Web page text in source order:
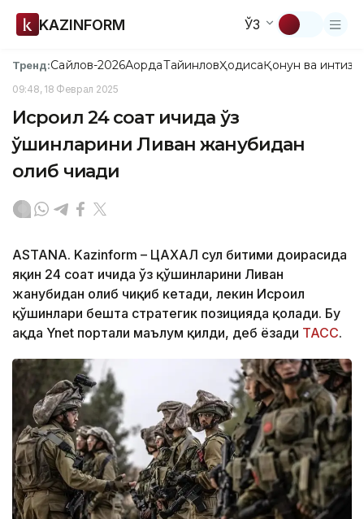
KAZINFORM ЎЗ
Тренд:Сайлов-2026АқордаТайинловҲодисаҚонун ва
09:48, 18 Феврал 2025
Исроил 24 соат ичида ўз
қўшинларини Ливан жанубидан
олиб чиқади
ASTANA. Kazinform – ЦАХАЛ сулҳ битими доирасида
яқин 24 соат ичида ўз қўшинларини Ливан
жанубидан олиб чиқиб кетади, лекин Исроил
қўшинлари бешта стратегик позицияда қолади. Бу
ҳақда Ynet портали маълум қилди, деб ёзади ТАСС.